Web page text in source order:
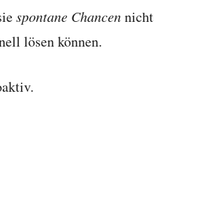
spontane Chancennicht
lösen können.